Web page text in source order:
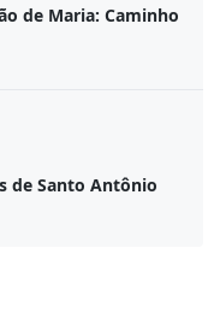
de Maria: Caminho
de Santo Antônio